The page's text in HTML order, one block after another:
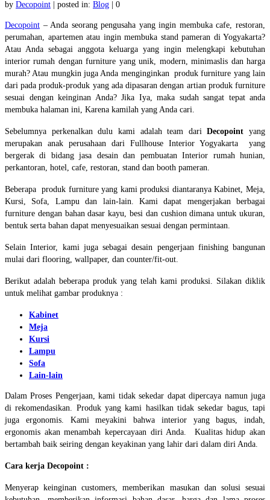
by Decopoint posted in: Blog 0
Decopoint – Anda seorang pengusaha yang ingin membuka cafe, restoran,
perumahan, apartemen atau ingin membuka stand pameran di Yogyakarta?
Atau Anda sebagai anggota keluarga yang ingin melengkapi kebutuhan
interior rumah dengan furniture yang unik, modern, minimaslis dan harga
murah? Atau mungkin juga Anda menginginkan produk furniture yang lain
dari pada produk-produk yang ada dipasaran dengan artian produk furniture
sesuai dengan keinginan Anda? Jika Iya, maka sudah sangat tepat anda
membuka halaman ini, Karena kamilah yang Anda cari.
Sebelumnya perkenalkan dulu kami adalah team dariDecopoint yang
merupakan anak perusahaan dari Fullhouse Interior Yogyakarta yang
bergerak di bidang jasa desain dan pembuatan Interior rumah hunian,
perkantoran, hotel, cafe, restoran, stand dan booth pameran.
Beberapa produk furniture yang kami produksi diantaranya Kabinet, Meja,
Kursi, Sofa, Lampu dan lain-lain. Kami dapat mengerjakan berbagai
furniture dengan bahan dasar kayu, besi dan cushion dimana untuk ukuran,
bentuk serta bahan dapat menyesuaikan sesuai dengan permintaan.
Selain Interior, kami juga sebagai desain pengerjaan finishing bangunan
mulai dari flooring, wallpaper, dan counter/fit-out.
Berikut adalah beberapa produk yang telah kami produksi. Silakan diklik
untuk melihat gambar produknya :
Kabinet
Meja
Kursi
Lampu
Sofa
Lain-lain
Dalam Proses Pengerjaan, kami tidak sekedar dapat dipercaya namun juga
di rekomendasikan. Produk yang kami hasilkan tidak sekedar bagus, tapi
juga ergonomis. Kami meyakini bahwa interior yang bagus, indah,
ergonomis akan menambah kepercayaan diri Anda. Kualitas hidup akan
bertambah baik seiring dengan keyakinan yang lahir dari dalam diri Anda.
Cara kerja Decopoint :
Menyerap keinginan customers, memberikan masukan dan solusi sesuai